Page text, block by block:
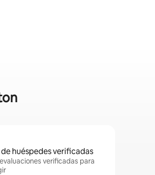
huéspedes verificadas
verificadas para